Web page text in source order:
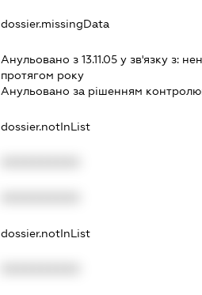
dossier.missingData
Анульовано з 13.11.05 у зв'язку з:
протягом року
Анульовано за рiшенням
dossier.notInList
dossier.notInList